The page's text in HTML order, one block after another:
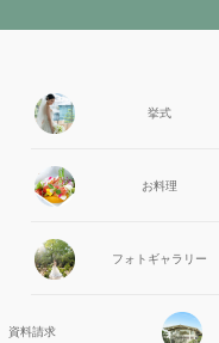
挙式
お料理
フォト ギャラリー
資料請求